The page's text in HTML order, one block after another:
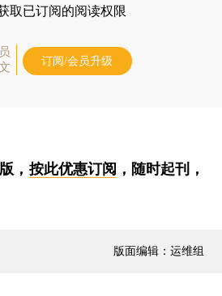
取已订阅的阅读权限
订阅/会员升级
， 按此优惠订阅 ，随时起刊，
版面编辑：运维组